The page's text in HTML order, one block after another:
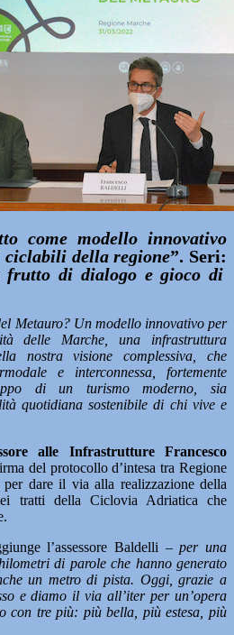
come modello innovativo
della regione”. Seri:
frutto di dialogo e gioco di
Metauro? Un modello innovativo per
delle Marche, una infrastruttura
nostra visione complessiva, che
e interconnessa, fortemente
di un turismo moderno, sia
quotidiana sostenibile di chi vive e
alle Infrastrutture Francesco
del protocollo d’intesa tra Regione
dare il via alla realizzazione della
tratti della Ciclovia Adriatica che
l’assessore Baldelli –per una
di parole che hanno generato
un metro di pista. Oggi, grazie a
e diamo il via all’iter per un’opera
con tre più: più bella, più estesa, più